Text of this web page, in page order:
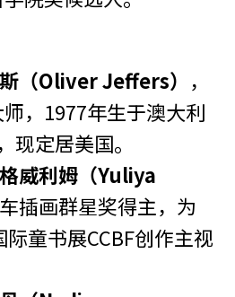
（Oliver Jeffers） ，
，1977年生于澳大利
现定居美国。
威利姆（Yuliya
插画群星奖得主，为
童书展CCBF创作主视